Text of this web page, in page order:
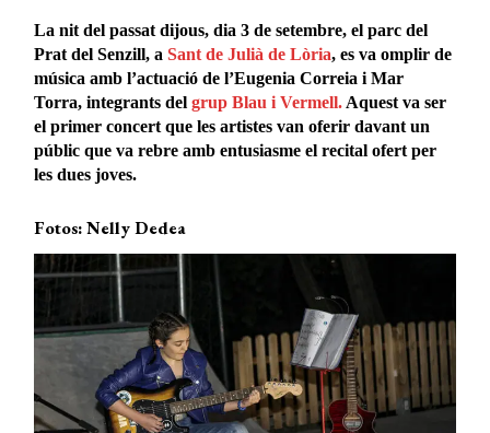
La nit del passat dijous, dia 3 de setembre, el parc del
Prat del Senzill, aSant de Julià de Lòria, es va omplir de
música amb l’actuació de l’Eugenia Correia i Mar
Torra, integrants delgrup Blau i Vermell. Aquest va ser
el primer concert que les artistes van oferir davant un
públic que va rebre amb entusiasme el recital ofert per
les dues joves.
Fotos: Nelly Dedea